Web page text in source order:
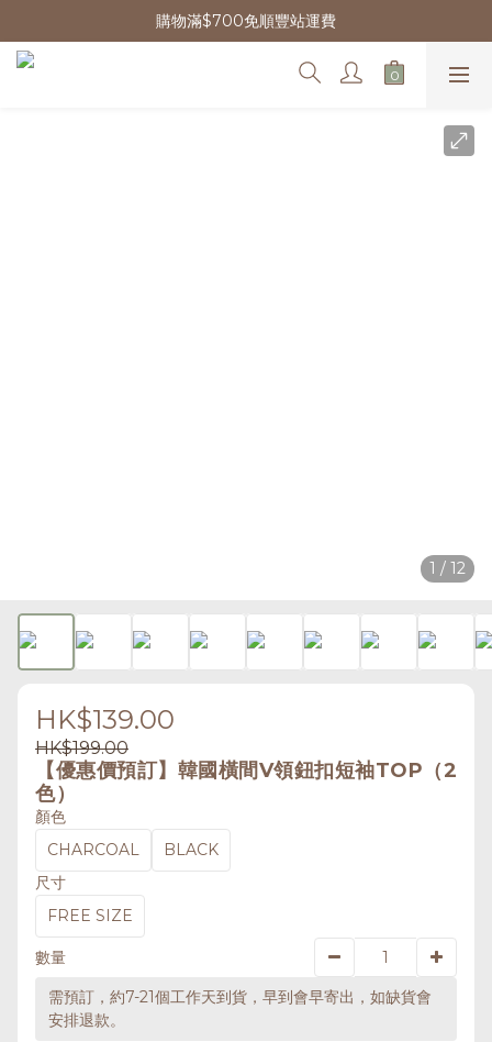
購物滿$700免順豐站運費
1 / 12
HK$139.00
HK$199.00
【優惠價預訂】韓國橫間V領鈕扣短袖TOP（2
色）
顏色
CHARCOAL
BLACK
尺寸
FREE SIZE
數量
需預訂，約7-21個工作天到貨，早到會早寄出，如缺貨會
安排退款。